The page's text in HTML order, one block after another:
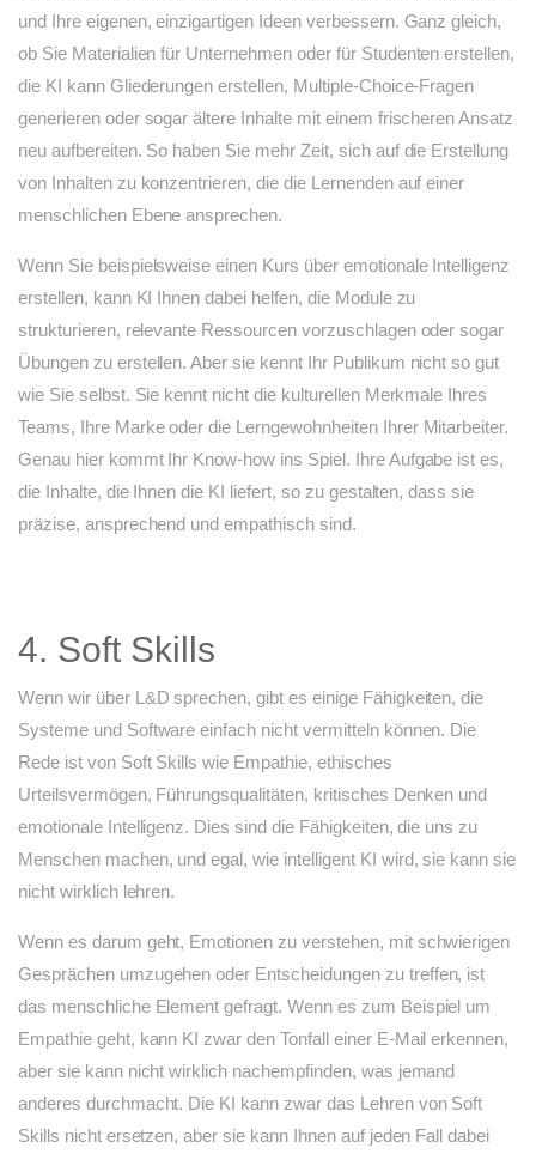
und Ihre eigenen, einzigartigen Ideen verbessern. Ganz gleich,
ob Sie Materialien für Unternehmen oder für Studenten erstellen,
die KI kann Gliederungen erstellen, Multiple-Choice-Fragen
generieren oder sogar ältere Inhalte mit einem frischeren Ansatz
neu aufbereiten. So haben Sie mehr Zeit, sich auf die Erstellung
von Inhalten zu konzentrieren, die die Lernenden auf einer
menschlichen Ebene ansprechen.
Wenn Sie beispielsweise einen Kurs über emotionale Intelligenz
erstellen, kann KI Ihnen dabei helfen, die Module zu
strukturieren, relevante Ressourcen vorzuschlagen oder sogar
Übungen zu erstellen. Aber sie kennt Ihr Publikum nicht so gut
wie Sie selbst. Sie kennt nicht die kulturellen Merkmale Ihres
Teams, Ihre Marke oder die Lerngewohnheiten Ihrer Mitarbeiter.
Genau hier kommt Ihr Know-how ins Spiel. Ihre Aufgabe ist es,
die Inhalte, die Ihnen die KI liefert, so zu gestalten, dass sie
präzise, ansprechend und empathisch sind.
4. Soft Skills
Wenn wir über L&D sprechen, gibt es einige Fähigkeiten, die
Systeme und Software einfach nicht vermitteln können. Die
Rede ist von Soft Skills wie Empathie, ethisches
Urteilsvermögen, Führungsqualitäten, kritisches Denken und
emotionale Intelligenz. Dies sind die Fähigkeiten, die uns zu
Menschen machen, und egal, wie intelligent KI wird, sie kann sie
nicht wirklich lehren.
Wenn es darum geht, Emotionen zu verstehen, mit schwierigen
Gesprächen umzugehen oder Entscheidungen zu treffen, ist
das menschliche Element gefragt. Wenn es zum Beispiel um
Empathie geht, kann KI zwar den Tonfall einer E-Mail erkennen,
aber sie kann nicht wirklich nachempfinden, was jemand
anderes durchmacht. Die KI kann zwar das Lehren von Soft
Skills nicht ersetzen, aber sie kann Ihnen auf jeden Fall dabei